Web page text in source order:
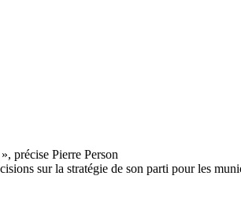
sur la stratégie de son parti pour les